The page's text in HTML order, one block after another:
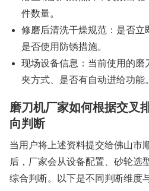
件数量。
修磨后清洗干燥规范：是否立
是否使用防锈措施。
现场设备信息：当前使用的磨
夹方式、是否有自动进给功能。
磨刀机厂家如何根据交叉
向判断
当用户将上述资料提交给佛山市
后，厂家会从设备配置、砂轮选
综合判断。以下是不同判断维度